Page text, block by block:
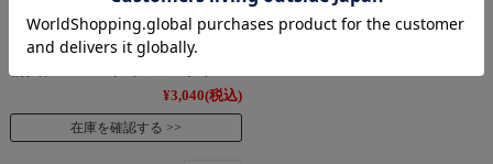
れ キーケース 小物入れ アクセ
サリーケース カードケース 小
物入れ コンパクト ミニサイズ
¥3,040(税込)
在庫を確認する